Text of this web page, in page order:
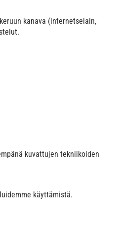
kanava (internetselain,
kuvattujen tekniikoiden
käyttämistä.